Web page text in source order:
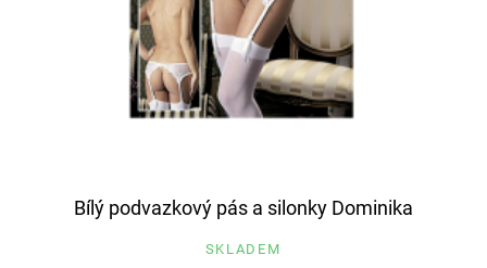
Bílý podvazkový pás a silonky Dominika
SKLADEM